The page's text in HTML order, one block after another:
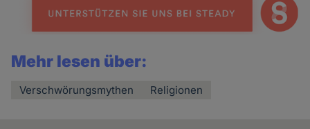
Mehr lesen über:
Verschwörungsmythen Religionen